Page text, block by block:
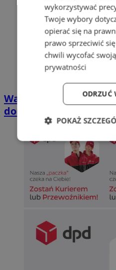
Wakacyjny
domkach
wykorzystywać
Twoje wybory
opierać się na
prawo sprzeciwić
chwili wycofać
prywatności
ODRZUĆ
POKAŻ
Niezbędne